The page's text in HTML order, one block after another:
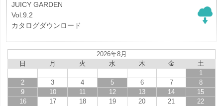
JUICY GARDEN
Vol.9.2
カタログダウンロード
2026年8月
日
月 火 水 木 金
土
1
2
3 4 5 6 7
8
9
10 11 12 13 14
15
16
17 18 19 20 21
22